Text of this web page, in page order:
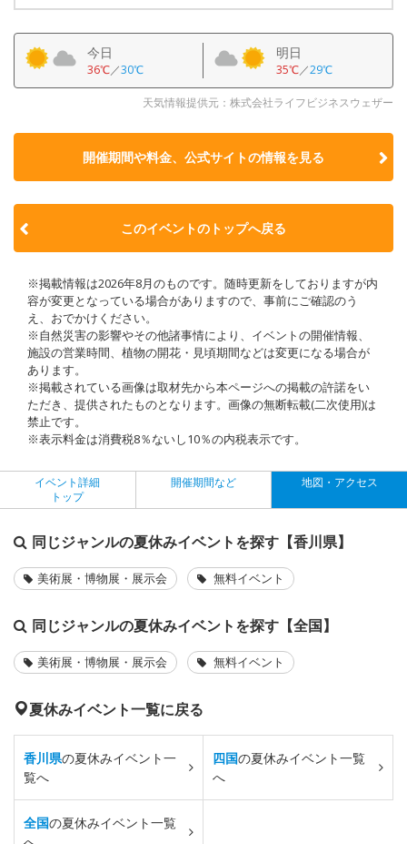
今日
36℃／30℃
明日
35℃／29℃
天気情報提供元：株式会社ライフビジネスウェザー
開催期間や料金、公式サイトの情報を見る
このイベントのトップへ戻る
※掲載情報は2026年8月のものです。随時更新をしておりますが内
容が変更となっている場合がありますので、事前にご確認のう
え、おでかけください。
※自然災害の影響やその他諸事情により、イベントの開催情報、
施設の営業時間、植物の開花・見頃期間などは変更になる場合が
あります。
※掲載されている画像は取材先から本ページへの掲載の許諾をい
ただき、提供されたものとなります。画像の無断転載(二次使用)は
禁止です。
※表示料金は消費税8％ないし10％の内税表示です。
イベント詳細
トップ
開催期間など 地図・アクセス
同じジャンルの夏休みイベントを探す【香川県】
美術展・博物展・展示会 無料イベント
同じジャンルの夏休みイベントを探す【全国】
美術展・博物展・展示会 無料イベント
夏休みイベント一覧に戻る
香川県の夏休みイベント一
覧へ
四国の夏休みイベント一覧
へ
全国の夏休みイベント一覧